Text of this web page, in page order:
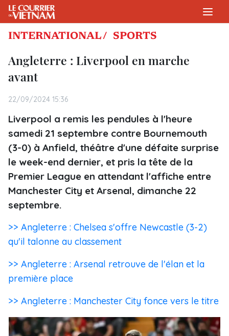
INTERNATIONAL / SPORTS
Angleterre : Liverpool en marche
avant
22/09/2024 15:36
Liverpool a remis les pendules à l'heure
samedi 21 septembre contre Bournemouth
(3-0) à Anfield, théâtre d'une défaite surprise
le week-end dernier, et pris la tête de la
Premier League en attendant l'affiche entre
Manchester City et Arsenal, dimanche 22
septembre.
>> Angleterre : Chelsea s'offre Newcastle (3-2)
qu'il talonne au classement
>> Angleterre : Arsenal retrouve de l'élan et la
première place
>> Angleterre : Manchester City fonce vers le titre